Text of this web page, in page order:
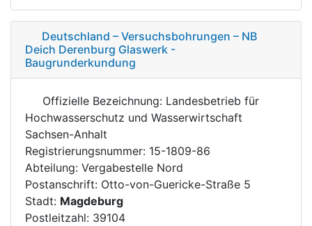
Deutschland – Versuchsbohrungen – NB
Deich Derenburg Glaswerk -
Baugrunderkundung
Offizielle Bezeichnung: Landesbetrieb für
Hochwasserschutz und Wasserwirtschaft
Sachsen-Anhalt
Registrierungsnummer: 15-1809-86
Abteilung: Vergabestelle Nord
Postanschrift: Otto-von-Guericke-Straße 5
Stadt: Magdeburg
Postleitzahl: 39104